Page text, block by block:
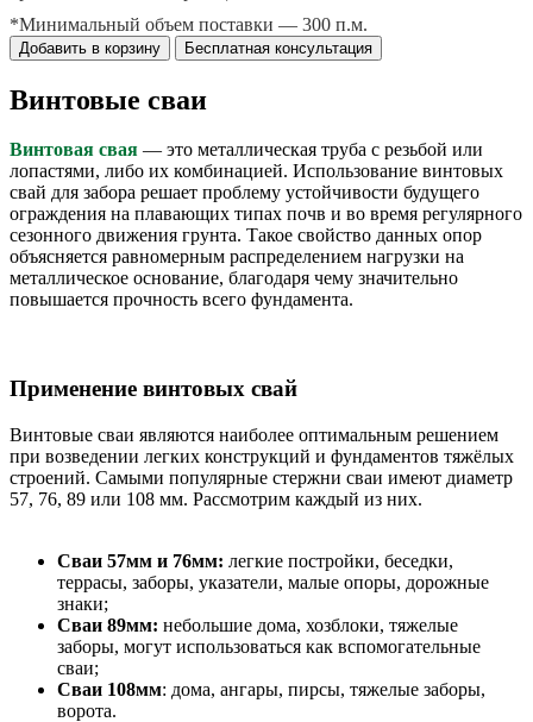
*Минимальный объем поставки — 300 п.м.
Добавить в корзину Бесплатная консультация
Винтовые сваи
Винтовая свая — это металлическая труба с резьбой или
лопастями, либо их комбинацией. Использование винтовых
свай для забора решает проблему устойчивости будущего
ограждения на плавающих типах почв и во время регулярного
сезонного движения грунта. Такое свойство данных опор
объясняется равномерным распределением нагрузки на
металлическое основание, благодаря чему значительно
повышается прочность всего фундамента.
Применение винтовых свай
Винтовые сваи являются наиболее оптимальным решением
при возведении легких конструкций и фундаментов тяжёлых
строений. Самыми популярные стержни сваи имеют диаметр
57, 76, 89 или 108 мм. Рассмотрим каждый из них.
Сваи 57мм и 76мм: легкие постройки, беседки,
террасы, заборы, указатели, малые опоры, дорожные
знаки;
Сваи 89мм: небольшие дома, хозблоки, тяжелые
заборы, могут использоваться как вспомогательные
сваи;
Сваи 108мм: дома, ангары, пирсы, тяжелые заборы,
ворота.